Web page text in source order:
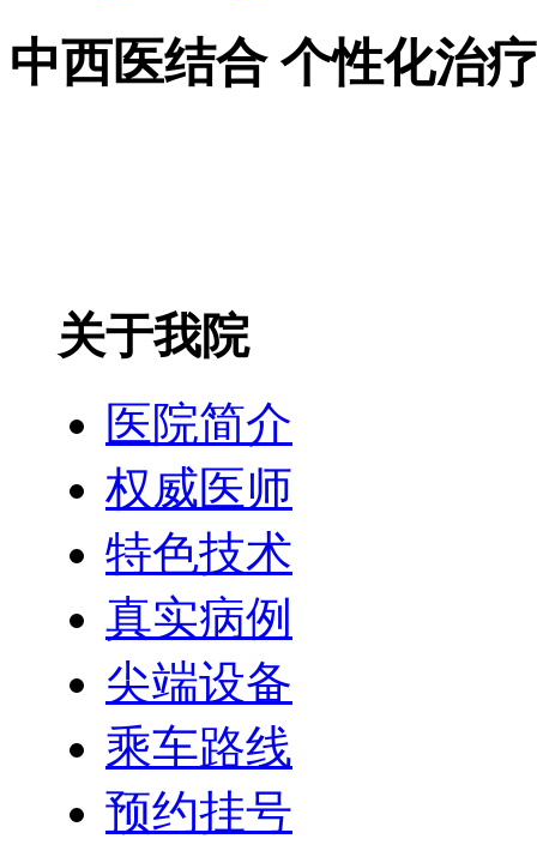
中西医结合 个性化治
关于我院
医院简介
权威医师
特色技术
真实病例
尖端设备
乘车路线
预约挂号